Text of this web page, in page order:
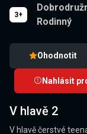
3+
Rodinný
Ohodnotit
Nahlásit
V hlavě 2
V hlavě čerstvé